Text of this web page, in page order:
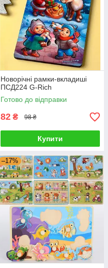
Новорічні рамки-вкладиші
ПСД224 G-Rich
Готово до відправки
82 ₴ 98 ₴
Купити
–17%